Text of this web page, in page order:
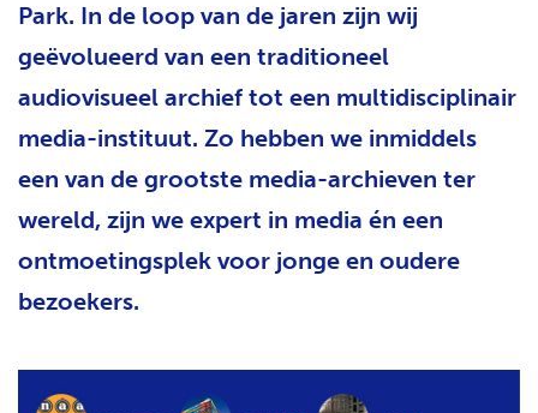
Park. In de loop van de jaren zijn wij
geëvolueerd van een traditioneel
audiovisueel archief tot een multidisciplinair
media-instituut. Zo hebben we inmiddels
een van de grootste media-archieven ter
wereld, zijn we expert in media én een
ontmoetingsplek voor jonge en oudere
bezoekers.